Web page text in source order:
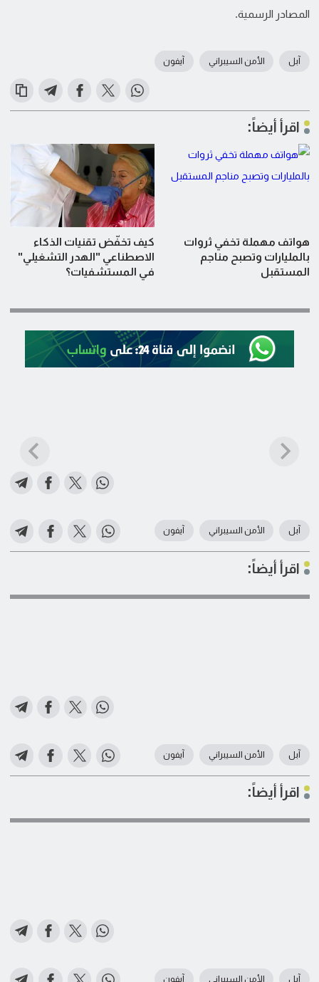
المصادر الرسمية.
آبل الأمن السيبراني آيفون
اقرأ أيضاً:
هواتف مهملة تخفي ثروات
بالمليارات وتصبح مناجم
المستقبل
كيف تخفّض تقنيات الذكاء
الاصطناعي "الهدر التشغيلي"
في المستشفيات؟
آبل الأمن السيبراني آيفون
اقرأ أيضاً:
آبل الأمن السيبراني آيفون
اقرأ أيضاً:
آبل الأمن السيبراني آيفون